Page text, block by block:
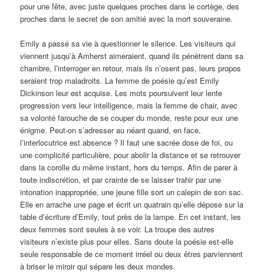
pour une fête, avec juste quelques proches dans le cortège, des
proches dans le secret de son amitié avec la mort souveraine.
Emily a passé sa vie à questionner le silence. Les visiteurs qui
viennent jusqu’à Amherst aimeraient, quand ils pénètrent dans sa
chambre, l’interroger en retour, mais ils n’osent pas, leurs propos
seraient trop maladroits. La femme de poésie qu’est Emily
Dickinson leur est acquise. Les mots poursuivent leur lente
progression vers leur intelligence, mais la femme de chair, avec
sa volonté farouche de se couper du monde, reste pour eux une
énigme. Peut-on s’adresser au néant quand, en face,
l’interlocutrice est absence ? Il faut une sacrée dose de foi, ou
une complicité particulière, pour abolir la distance et se retrouver
dans la corolle du même instant, hors du temps. Afin de parer à
toute indiscrétion, et par crainte de se laisser trahir par une
intonation inappropriée, une jeune fille sort un calepin de son sac.
Elle en arrache une page et écrit un quatrain qu’elle dépose sur la
table d’écriture d’Emily, tout près de la lampe. En cet instant, les
deux femmes sont seules à se voir. La troupe des autres
visiteurs n’existe plus pour elles. Sans doute la poésie est-elle
seule responsable de ce moment irréel ou deux êtres parviennent
à briser le miroir qui sépare les deux mondes.